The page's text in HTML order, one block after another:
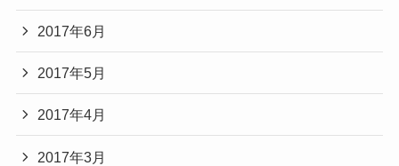
2017年6月
2017年5月
2017年4月
2017年3月